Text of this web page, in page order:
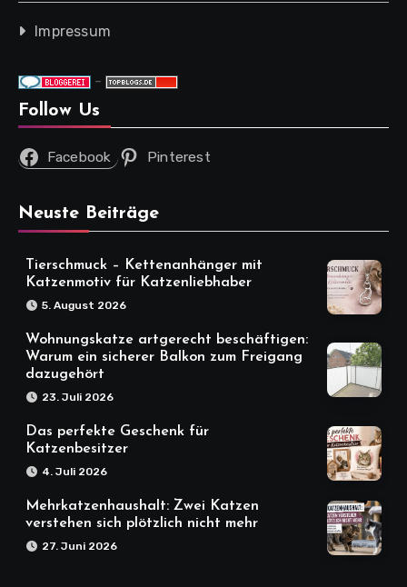
Impressum
-
Follow Us
Facebook Pinterest
Neuste Beiträge
Tierschmuck – Kettenanhänger mit
Katzenmotiv für Katzenliebhaber
5. August 2026
Wohnungskatze artgerecht beschäftigen:
Warum ein sicherer Balkon zum Freigang
dazugehört
23. Juli 2026
Das perfekte Geschenk für
Katzenbesitzer
4. Juli 2026
Mehrkatzenhaushalt: Zwei Katzen
verstehen sich plötzlich nicht mehr
27. Juni 2026